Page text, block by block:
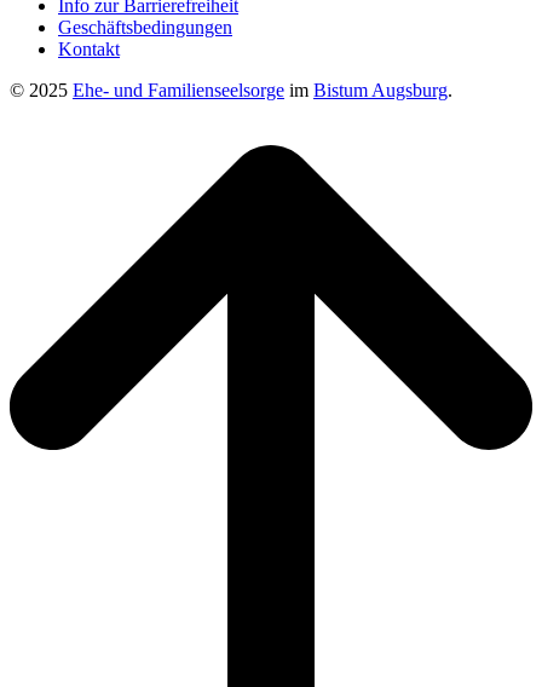
Info zur Barrierefreiheit
Geschäftsbedingungen
Kontakt
© 2025 Ehe- und Familienseelsorge im Bistum Augsburg.